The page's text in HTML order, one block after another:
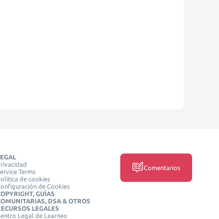
Terms
de cookies
de Cookies
GUÍAS
DSA & OTROS
LEGALES
Legal de Learneo
Comentarios